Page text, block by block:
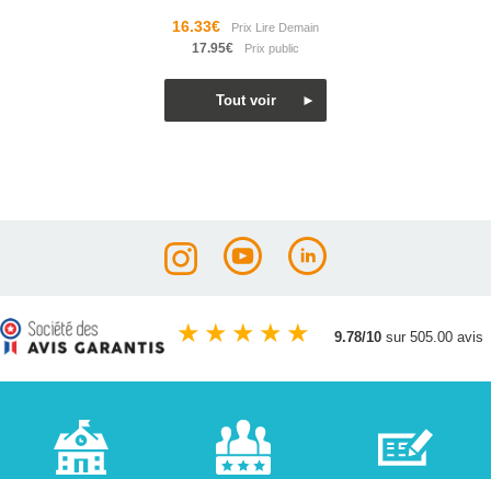
16.33€
17.95€
★ ★ ★ ★ ★ 9.78/10 sur 505.00 avis